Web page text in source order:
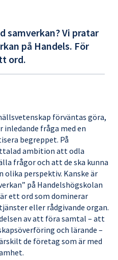
samverkan? Vi pratar
på Handels. För
ord.
förväntas göra,
inledande fråga med en
begreppet. På
ambition att odla
frågor och att de ska kunna
perspektiv. Kanske är
på Handelshögskolan
ett ord som dominerar
eller rådgivande organ.
av att föra samtal – att
och lärande –
de företag som är med